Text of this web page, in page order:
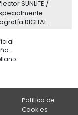
SUNLITE /
DIGITAL.
Política de
Cookies